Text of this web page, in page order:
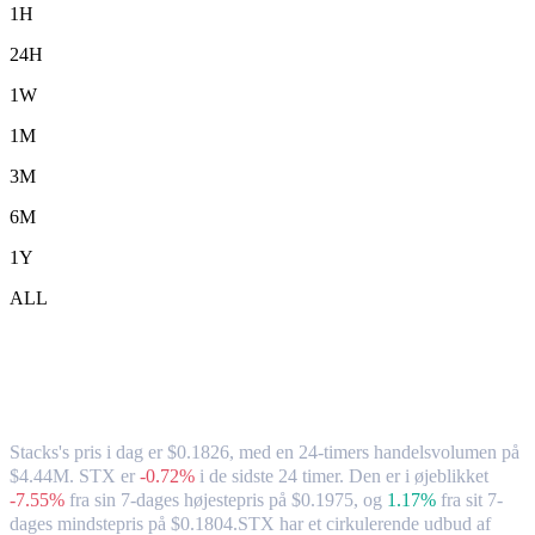
1H
24H
1W
1M
3M
6M
1Y
ALL
Stacks's pris i dag er $0.1826, med en 24-timers handelsvolumen på
$4.44M. STX er -0.72% i de sidste 24 timer. Den er i øjeblikket
-7.55% fra sin 7-dages højestepris på $0.1975, og 1.17% fra sit 7-
dages mindstepris på $0.1804.STX har et cirkulerende udbud af